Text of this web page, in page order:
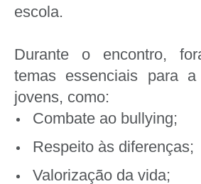
escola.
Durante o encontro,
temas essenciais para
jovens, como:
Combate ao bullying;
Respeito às diferenças;
Valorização da vida;